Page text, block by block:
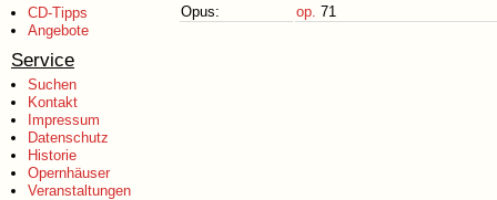
CD-Tipps
Angebote
Service
Suchen
Kontakt
Impressum
Datenschutz
Historie
Opernhäuser
Veranstaltungen
Opus:
op. 71